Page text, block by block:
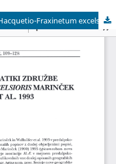
Prispevek k sinsistematiki združbe Hacquetio-Fraxinetum excelsioris Marinček in Wallnöfer et al. 1993